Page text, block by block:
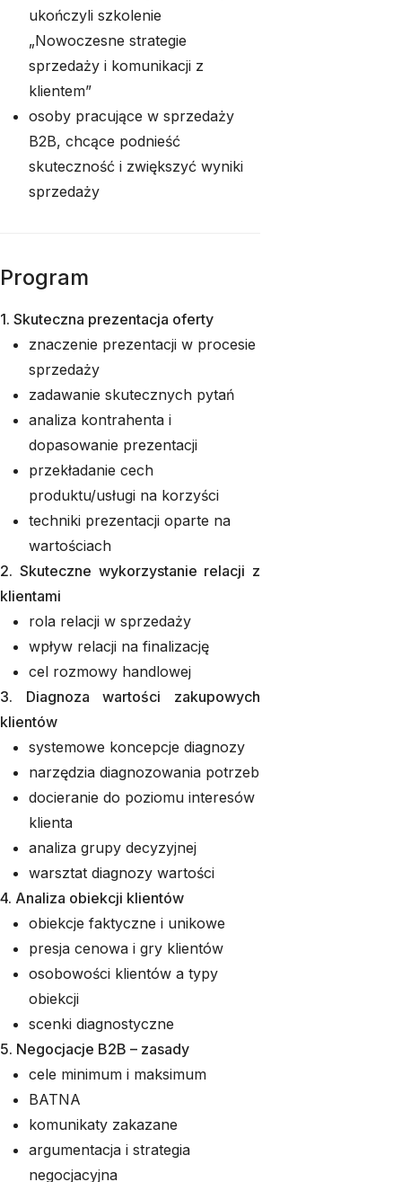
ukończyli szkolenie
„Nowoczesne strategie
sprzedaży i komunikacji z
klientem”
osoby pracujące w sprzedaży
B2B, chcące podnieść
skuteczność i zwiększyć wyniki
sprzedaży
Program
1. Skuteczna prezentacja oferty
znaczenie prezentacji w procesie
sprzedaży
zadawanie skutecznych pytań
analiza kontrahenta i
dopasowanie prezentacji
przekładanie cech
produktu/usługi na korzyści
techniki prezentacji oparte na
wartościach
2. Skuteczne wykorzystanie relacji z
klientami
rola relacji w sprzedaży
wpływ relacji na finalizację
cel rozmowy handlowej
3. Diagnoza wartości zakupowych
klientów
systemowe koncepcje diagnozy
narzędzia diagnozowania potrzeb
docieranie do poziomu interesów
klienta
analiza grupy decyzyjnej
warsztat diagnozy wartości
4. Analiza obiekcji klientów
obiekcje faktyczne i unikowe
presja cenowa i gry klientów
osobowości klientów a typy
obiekcji
scenki diagnostyczne
5. Negocjacje B2B – zasady
cele minimum i maksimum
BATNA
komunikaty zakazane
argumentacja i strategia
negocjacyjna